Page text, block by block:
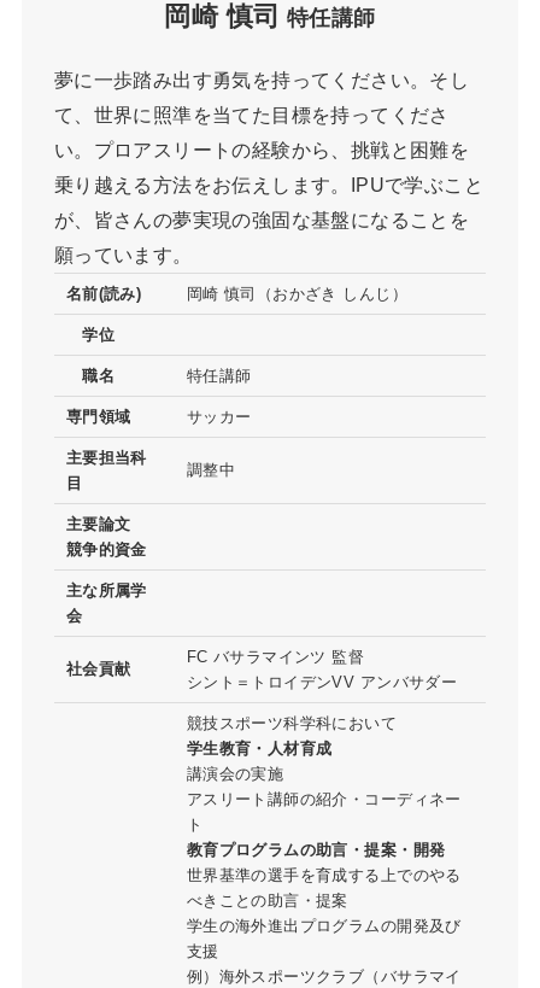
岡崎 慎司 特任講師
夢に一歩踏み出す勇気を持ってください。そし
て、世界に照準を当てた目標を持ってくださ
い。プロアスリートの経験から、挑戦と困難を
乗り越える方法をお伝えします。IPUで学ぶこと
が、皆さんの夢実現の強固な基盤になることを
願っています。
名前(読み) 岡崎 慎司（おかざき しんじ）
学位
職名 特任講師
専門領域 サッカー
主要担当科
目
調整中
主要論文
競争的資金
主な所属学
会
社会貢献
FC バサラマインツ 監督
シント＝トロイデンVV アンバサダー
競技スポーツ科学科において
学生教育・人材育成
講演会の実施
アスリート講師の紹介・コーディネー
ト
教育プログラムの助言・提案・開発
世界基準の選手を育成する上でのやる
べきことの助言・提案
学生の海外進出プログラムの開発及び
支援
例）海外スポーツクラブ（バサラマイ